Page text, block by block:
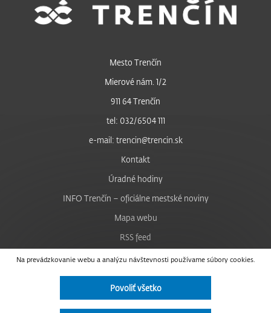
Na prevádzkovanie webu a analýzu návštevnosti používame súbory cookies.
Povoliť všetko
Mesto Trenčín
Mierové nám. 1/2
911 64 Trenčín
tel: 032/6504 111
e-mail: trencin@trencin.sk
Kontakt
Úradné hodiny
INFO Trenčín – oficiálne mestské noviny
Mapa webu
RSS feed
Nastavenie cookies
Facebook